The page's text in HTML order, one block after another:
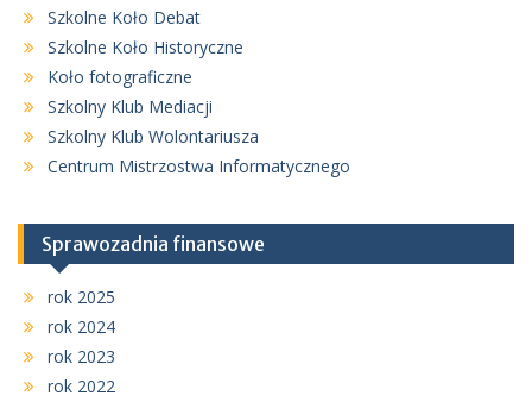
Szkolne Koło Debat
Szkolne Koło Historyczne
Koło fotograficzne
Szkolny Klub Mediacji
Szkolny Klub Wolontariusza
Centrum Mistrzostwa Informatycznego
Sprawozadnia finansowe
rok 2025
rok 2024
rok 2023
rok 2022